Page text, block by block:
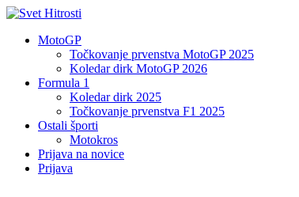
MotoGP
Točkovanje prvenstva MotoGP 2025
Koledar dirk MotoGP 2026
Formula 1
Koledar dirk 2025
Točkovanje prvenstva F1 2025
Ostali športi
Motokros
Prijava na novice
Prijava